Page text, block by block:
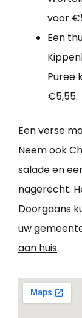
voor
Een
Puree
€5,55.
Een verse
Neem ook
salade en
nagerecht.
Doorgaans
uw
aan huis.